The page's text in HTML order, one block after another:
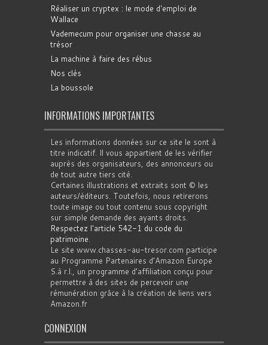
Réaliser un cryptex : le mode d'emploi de
Wallace
Vademecum pour organiser une chasse au
trésor
La machine à faire des rébus
Nos clés
La boussole
INFORMATIONS IMPORTANTES
Les informations données sur ce site le sont à
titre indicatif. Il vous appartient de les vérifier
auprès des organisateurs, des annonceurs ou
de tout autre tiers cité.
Certaines illustrations et extraits sont © les
auteurs/éditeurs. Toutefois, nous retirerons
toute image ou tout contenu sous copyright
sur simple demande des ayants droits.
Respectez l'article 542-1 du code du
patrimoine.
Le site www.chasses-au-tresor.com participe
au Programme Partenaires d’Amazon Europe
S.à r.l., un programme d’affiliation conçu pour
permettre à des sites de percevoir une
rémunération grâce à la création de liens vers
Amazon.fr
CONNEXION